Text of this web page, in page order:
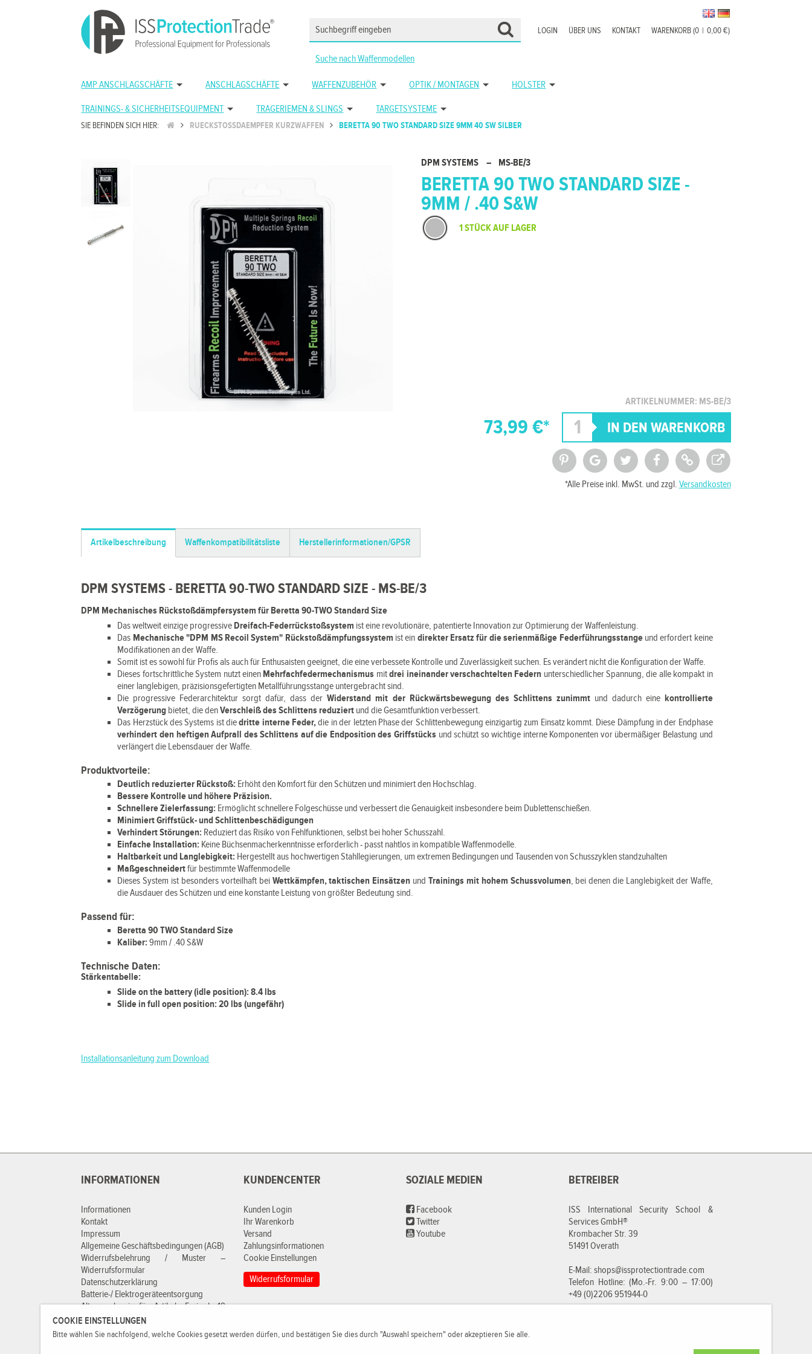
COOKIE EINSTELLUNGEN
Bitte wählen Sie nachfolgend, welche Cookies gesetzt werden dürfen, und bestätigen Sie dies durch "Auswahl speichern" oder akzeptieren Sie alle.
WARENKORB (0 | 0,00 €)
KONTAKT
ÜBER UNS
LOGIN
Suche nach Waffenmodellen
AMP ANSCHLAGSCHÄFTE ANSCHLAGSCHÄFTE WAFFENZUBEHÖR OPTIK / MONTAGEN HOLSTER
TRAININGS- & SICHERHEITSEQUIPMENT TRAGERIEMEN & SLINGS TARGETSYSTEME
SIE BEFINDEN SICH HIER: RUECKSTOSSDAEMPFER KURZWAFFEN BERETTA 90 TWO STANDARD SIZE 9MM 40 SW SILBER
DPM SYSTEMS – MS-BE/3
BERETTA 90 TWO STANDARD SIZE -
9MM / .40 S&W
ARTIKELNUMMER: MS-BE/3
1 STÜCK AUF LAGER
73,99 €*
*Alle Preise inkl. MwSt. und zzgl. Versandkosten
Artikelbeschreibung Waffenkompatibilitätsliste Herstellerinformationen/GPSR
DPM SYSTEMS - BERETTA 90-TWO STANDARD SIZE - MS-BE/3
DPM Mechanisches Rückstoßdämpfersystem für Beretta 90-TWO Standard Size
Das weltweit einzige progressive Dreifach-Federrückstoßsystem ist eine revolutionäre, patentierte Innovation zur Optimierung der Waffenleistung.
Das Mechanische "DPM MS Recoil System" Rückstoßdämpfungssystem ist ein direkter Ersatz für die serienmäßige Federführungsstangeund erfordert keine
Modifikationen an der Waffe.
Somit ist es sowohl für Profis als auch für Enthusaisten geeignet, die eine verbessete Kontrolle und Zuverlässigkeit suchen. Es verändert nicht die Konfiguration der Waffe.
Dieses fortschrittliche System nutzt einen Mehrfachfedermechanismus mitdrei ineinander verschachtelten Federn unterschiedlicher Spannung, die alle kompakt in
einer langlebigen, präzisionsgefertigten Metallführungsstange untergebracht sind.
Die progressive Federarchitektur sorgt dafür, dass derWiderstand mit der Rückwärtsbewegung des Schlittens zunimmtund dadurch eine kontrollierte
Verzögerung bietet, die denVerschleiß des Schlittens reduziert und die Gesamtfunktion verbessert.
Das Herzstück des Systems ist diedritte interne Feder,die in der letzten Phase der Schlittenbewegung einzigartig zum Einsatz kommt. Diese Dämpfung in der Endphase
verhindert den heftigen Aufprall des Schlittens auf die Endposition des Griffstücks und schützt so wichtige interne Komponenten vor übermäßiger Belastung und
verlängert die Lebensdauer der Waffe.
Produktvorteile:
Deutlich reduzierter Rückstoß: Erhöht den Komfort für den Schützen und minimiert den Hochschlag.
Bessere Kontrolle und höhere Präzision.
Schnellere Zielerfassung: Ermöglicht schnellere Folgeschüsse und verbessert die Genauigkeit insbesondere beim Dublettenschießen.
Minimiert Griffstück- und Schlittenbeschädigungen
Verhindert Störungen: Reduziert das Risiko von Fehlfunktionen, selbst bei hoher Schusszahl.
Einfache Installation: Keine Büchsenmacherkenntnisse erforderlich - passt nahtlos in kompatible Waffenmodelle.
Haltbarkeit und Langlebigkeit: Hergestellt aus hochwertigen Stahllegierungen, um extremen Bedingungen und Tausenden von Schusszyklen standzuhalten
Maßgeschneidertfür bestimmte Waffenmodelle
Dieses System ist besonders vorteilhaft bei Wettkämpfen, taktischen Einsätzen und Trainings mit hohem Schussvolumen, bei denen die Langlebigkeit der Waffe,
die Ausdauer des Schützen und eine konstante Leistung von größter Bedeutung sind.
Passend für:
Beretta 90 TWO Standard Size
Kaliber: 9mm / .40 S&W
Technische Daten:
Stärkentabelle:
Slide on the battery (idle position): 8.4 lbs
Slide in full open position: 20 lbs (ungefähr)
Installationsanleitung zum Download
INFORMATIONEN
Informationen
Kontakt
Impressum
Allgemeine Geschäftsbedingungen (AGB)
Widerrufsbelehrung / Muster –
Widerrufsformular
Datenschutzerklärung
Batterie-/ Elektrogeräteentsorgung
Altersnachweis für Artikel „Frei ab 18
Jahren“
KUNDENCENTER
Kunden Login
Ihr Warenkorb
Versand
Zahlungsinformationen
Cookie Einstellungen
Widerrufsformular
SOZIALE MEDIEN
Facebook
Twitter
Youtube
BETREIBER
ISS International Security School &
Services GmbH®
Krombacher Str. 39
51491 Overath
E-Mail: shops@issprotectiontrade.com
Telefon Hotline: (Mo.-Fr. 9:00 – 17:00)
+49 (0)2206 951944-0